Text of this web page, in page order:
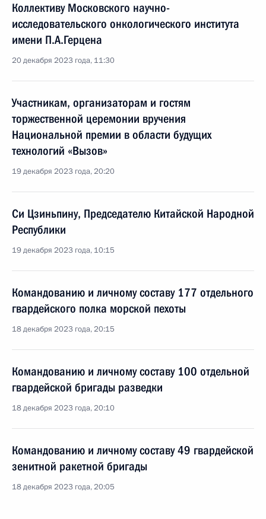
Коллективу Московского научно-
исследовательского онкологического института
имени П.А.Герцена
20 декабря 2023 года, 11:30
Участникам, организаторам и гостям
торжественной церемонии вручения
Национальной премии в области будущих
технологий «Вызов»
19 декабря 2023 года, 20:20
Си Цзиньпину, Председателю Китайской Народной
Республики
19 декабря 2023 года, 10:15
Командованию и личному составу 177 отдельного
гвардейского полка морской пехоты
18 декабря 2023 года, 20:15
Командованию и личному составу 100 отдельной
гвардейской бригады разведки
18 декабря 2023 года, 20:10
Командованию и личному составу 49 гвардейской
зенитной ракетной бригады
18 декабря 2023 года, 20:05